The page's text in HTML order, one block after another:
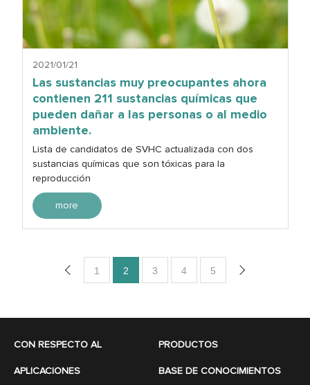
2021/01/21
Las sustancias muy preocupantes ahora
contienen 211 sustancias químicas que
pueden dañar a las personas o al medio
ambiente.
Lista de candidatos de SVHC actualizada con dos
sustancias químicas que son tóxicas para la
reproducción
more
1 2 3 4 5
CON RESPECTO AL PRODUCTOS
APLICACIONES BASE DE CONOCIMIENTOS